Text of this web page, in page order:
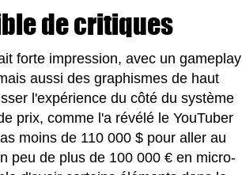
de critiques
forte impression, avec un gameplay
aussi des graphismes de haut
l'expérience du côté du système
prix, comme l'a révélé le YouTuber
moins de 110 000 $ pour aller au
peu de plus de 100 000 € en micro-